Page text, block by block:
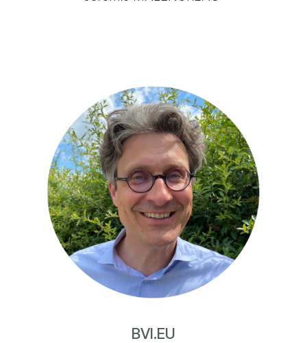
BVI.EU